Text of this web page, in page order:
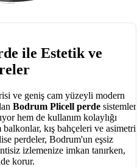
ile Estetik ve
ve geniş cam yüzeyli modern
Bodrum Plicell perde
hem de kullanım kolaylığı
kış bahçeleri ve asimetrik
perdeler, Bodrum'un eşsiz
izlemenize imkan tanırken,
korur.